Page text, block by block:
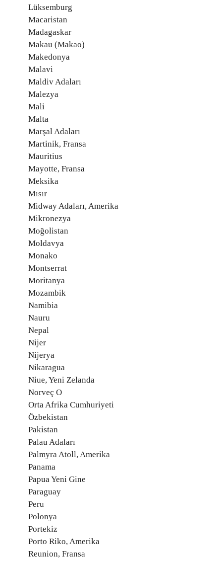
Lüksemburg
Macaristan
Madagaskar
Makau (Makao)
Makedonya
Malavi
Maldiv Adaları
Malezya
Mali
Malta
Marşal Adaları
Martinik, Fransa
Mauritius
Mayotte, Fransa
Meksika
Mısır
Midway Adaları, Amerika
Mikronezya
Moğolistan
Moldavya
Monako
Montserrat
Moritanya
Mozambik
Namibia
Nauru
Nepal
Nijer
Nijerya
Nikaragua
Niue, Yeni Zelanda
Norveç O
Orta Afrika Cumhuriyeti
Özbekistan
Pakistan
Palau Adaları
Palmyra Atoll, Amerika
Panama
Papua Yeni Gine
Paraguay
Peru
Polonya
Portekiz
Porto Riko, Amerika
Reunion, Fransa